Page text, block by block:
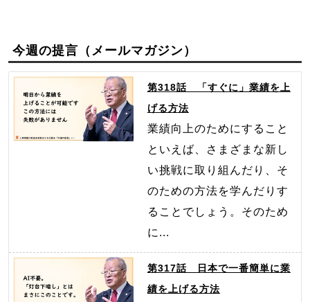
今週の提言（メールマガジン）
第318話 「すぐに」業績を上
げる方法
業績向上のためにすること
といえば、さまざまな新し
い挑戦に取り組んだり、そ
のための方法を学んだりす
ることでしょう。そのため
に...
第317話 日本で一番簡単に業
績を上げる方法